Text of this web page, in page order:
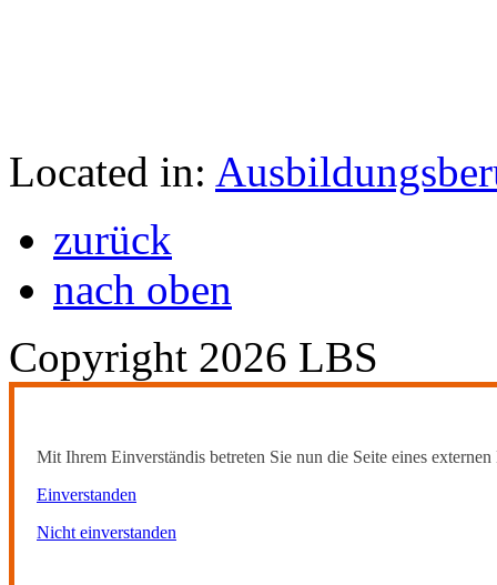
Located in:
zurück
nach oben
Copyright 2026 LBS
Mit Ihrem Einverständis betreten Sie nun die Seite eines externen
Einverstanden
Nicht einverstanden